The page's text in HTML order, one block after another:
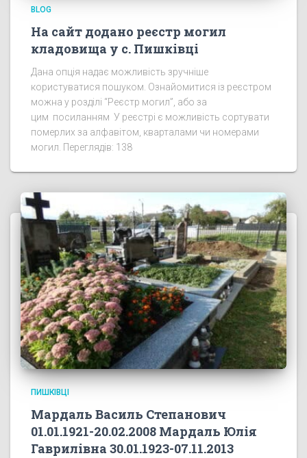
BLOG
На сайт додано реєстр могил
кладовища у с. Пишківці
Дана опція надає можливість зручніше
користуватися пошуком. Ознайомитися із реєстром
можна у розділі “Реєстр могил”, або за
цим посиланням У реєстрі є можливість сортувати
померлих за алфавітом, кварталами чи номерами
могил. Переглядів: 138
ПИШКІВЦІ
Мардаль Василь Степанович
01.01.1921-20.02.2008 Мардаль Юлія
Гаврилівна 30.01.1923-07.11.2013